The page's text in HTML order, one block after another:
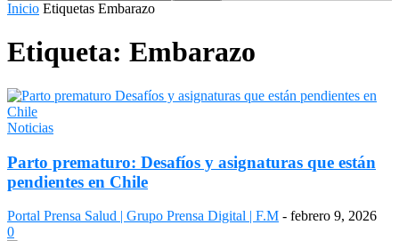
Inicio Etiquetas Embarazo
Etiqueta: Embarazo
Noticias
Parto prematuro: Desafíos y asignaturas que están
pendientes en Chile
Portal Prensa Salud | Grupo Prensa Digital | F.M - febrero 9, 2026
0